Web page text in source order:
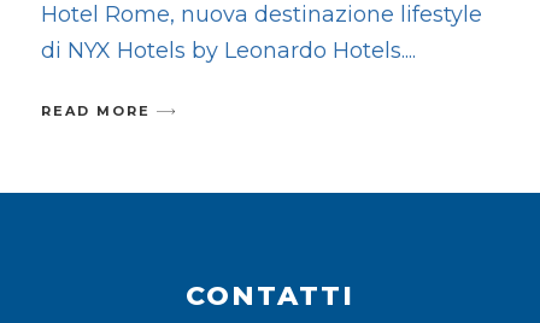
Hotel Rome, nuova destinazione lifestyle
di NYX Hotels by Leonardo Hotels.
READ MORE
CONTATTI